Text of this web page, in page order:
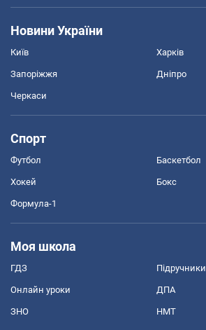
Новини України
Київ Харків
Запоріжжя Дніпро
Черкаси
Спорт
Футбол Баскетбол
Хокей Бокс
Формула-1
Моя школа
ГДЗ Підручники
Онлайн уроки ДПА
ЗНО НМТ